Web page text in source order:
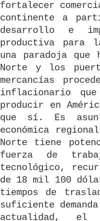
fortalecer
continente a
desarrollo e
productiva para
una paradoja
Norte y los
mercancías
inflacionario que
producir en
que sí. Es
económica
Norte tiene
fuerza de
tecnológico,
de 18 mil 100
tiempos de
suficiente
actualidad, el